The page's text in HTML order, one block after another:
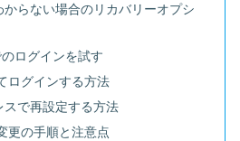
からない場合のリカバリーオプシ
ログインを試す
ログインする方法
スで再設定する方法
更の手順と注意点